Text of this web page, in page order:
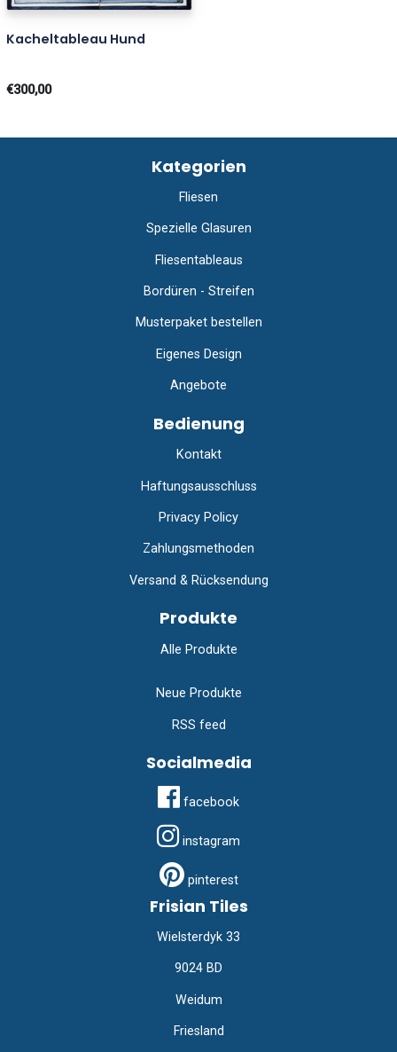
Kacheltableau Hund
€300,00
Kategorien
Fliesen
Spezielle Glasuren
Fliesentableaus
Bordüren - Streifen
Musterpaket bestellen
Eigenes Design
Angebote
Bedienung
Kontakt
Haftungsausschluss
Privacy Policy
Zahlungsmethoden
Versand & Rücksendung
Produkte
Alle Produkte
Neue Produkte
RSS feed
Socialmedia
facebook
instagram
pinterest
Frisian Tiles
Wielsterdyk 33
9024 BD
Weidum
Friesland